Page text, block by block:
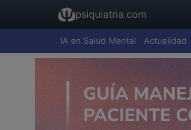
psiquiatria.com
IA en Salud Mental Actualidad